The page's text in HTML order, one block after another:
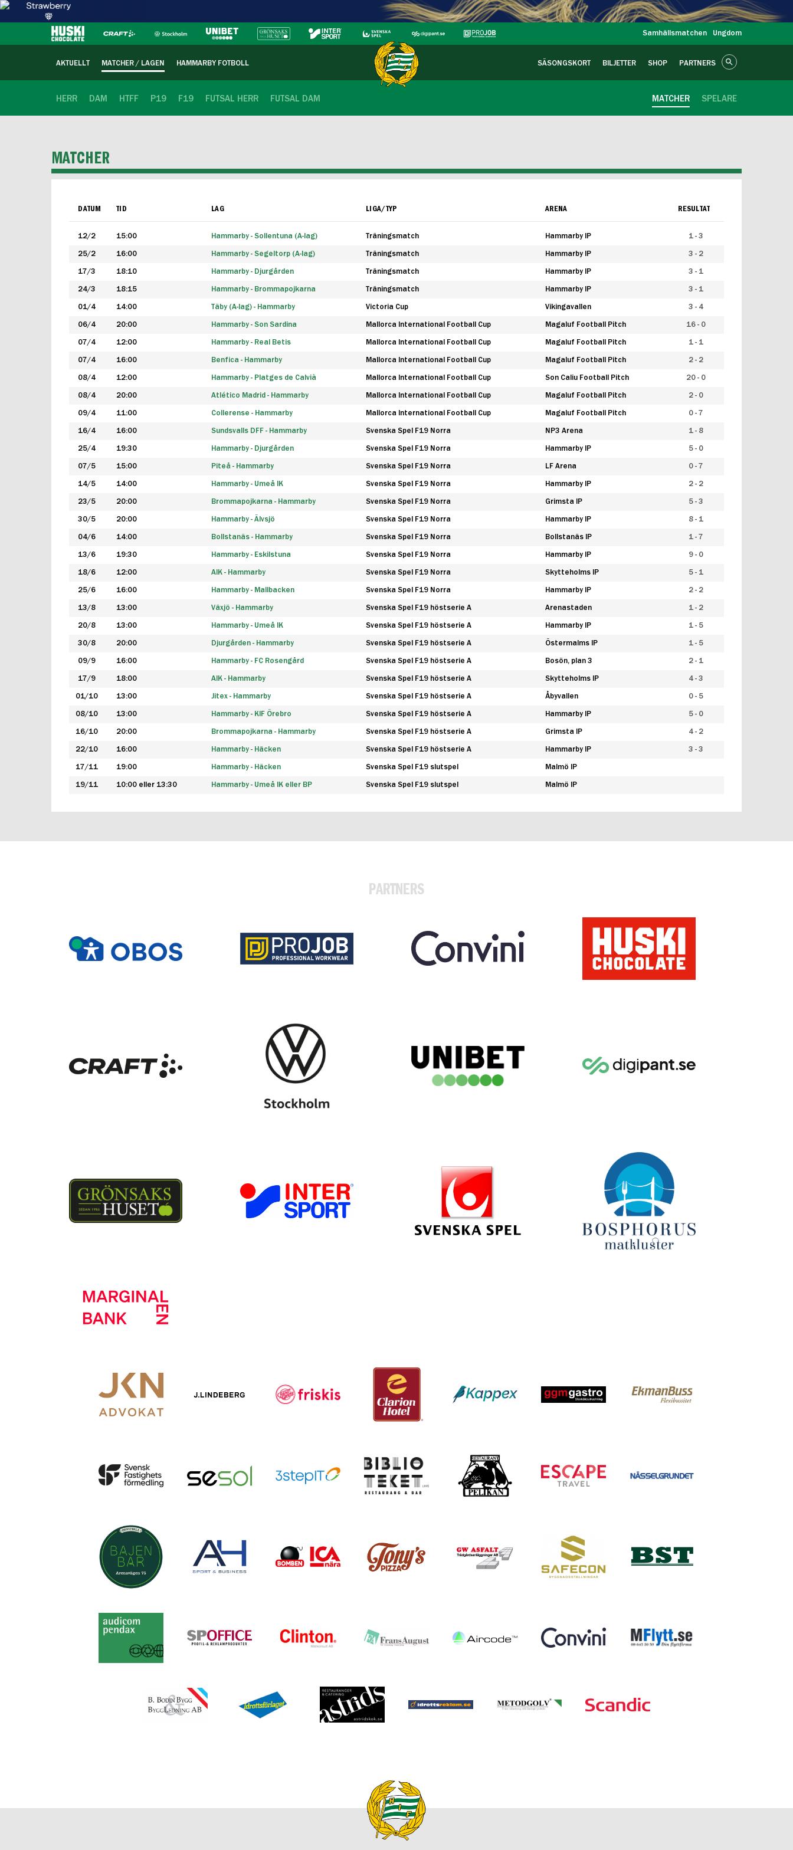
Samhällsmatchen Ungdom
AKTUELLT MATCHER / LAGEN HAMMARBY FOTBOLL SÄSONGSKORT BILJETTER SHOP PARTNERS
HERR DAM HTFF P19 F19 FUTSAL HERR FUTSAL DAM SPELARE
MATCHER
MATCHER
DATUM TID LAG LIGA/TYP ARENA RESULTAT
12/2 15:00 Hammarby - Sollentuna (A-lag) Träningsmatch Hammarby IP 1 - 3
25/2 16:00 Hammarby - Segeltorp (A-lag) Träningsmatch Hammarby IP 3 - 2
17/3 18:10 Hammarby - Djurgården Träningsmatch Hammarby IP 3 - 1
24/3 18:15 Hammarby - Brommapojkarna Träningsmatch Hammarby IP 3 - 1
01/4 14:00 Täby (A-lag) - Hammarby Victoria Cup Vikingavallen 3 - 4
06/4 20:00 Hammarby - Son Sardina Mallorca International Football Cup Magaluf Football Pitch 16 - 0
07/4 12:00 Hammarby - Real Betis Mallorca International Football Cup Magaluf Football Pitch 1 - 1
07/4 16:00 Benfica - Hammarby Mallorca International Football Cup Magaluf Football Pitch 2 - 2
08/4 12:00 Hammarby - Platges de Calvià Mallorca International Football Cup Son Caliu Football Pitch 20 - 0
08/4 20:00 Atlético Madrid - Hammarby Mallorca International Football Cup Magaluf Football Pitch 2 - 0
09/4 11:00 Collerense - Hammarby Mallorca International Football Cup Magaluf Football Pitch 0 - 7
16/4 16:00 Sundsvalls DFF - Hammarby Svenska Spel F19 Norra NP3 Arena 1 - 8
25/4 19:30 Hammarby - Djurgården Svenska Spel F19 Norra Hammarby IP 5 - 0
07/5 15:00 Piteå - Hammarby Svenska Spel F19 Norra LF Arena 0 - 7
14/5 14:00 Hammarby - Umeå IK Svenska Spel F19 Norra Hammarby IP 2 - 2
23/5 20:00 Brommapojkarna - Hammarby Svenska Spel F19 Norra Grimsta IP 5 - 3
30/5 20:00 Hammarby - Älvsjö Svenska Spel F19 Norra Hammarby IP 8 - 1
04/6 14:00 Bollstanäs - Hammarby Svenska Spel F19 Norra Bollstanäs IP 1 - 7
13/6 19:30 Hammarby - Eskilstuna Svenska Spel F19 Norra Hammarby IP 9 - 0
18/6 12:00 AIK - Hammarby Svenska Spel F19 Norra Skytteholms IP 5 - 1
25/6 16:00 Hammarby - Mallbacken Svenska Spel F19 Norra Hammarby IP 2 - 2
13/8 13:00 Växjö - Hammarby Svenska Spel F19 höstserie A Arenastaden 1 - 2
20/8 13:00 Hammarby - Umeå IK Svenska Spel F19 höstserie A Hammarby IP 1 - 5
30/8 20:00 Djurgården - Hammarby Svenska Spel F19 höstserie A Östermalms IP 1 - 5
09/9 16:00 Hammarby - FC Rosengård Svenska Spel F19 höstserie A Bosön, plan 3 2 - 1
17/9 18:00 AIK - Hammarby Svenska Spel F19 höstserie A Skytteholms IP 4 - 3
01/10 13:00 Jitex - Hammarby Svenska Spel F19 höstserie A Åbyvallen 0 - 5
08/10 13:00 Hammarby - KIF Örebro Svenska Spel F19 höstserie A Hammarby IP 5 - 0
16/10 20:00 Brommapojkarna - Hammarby Svenska Spel F19 höstserie A Grimsta IP 4 - 2
22/10 16:00 Hammarby - Häcken Svenska Spel F19 höstserie A Hammarby IP 3 - 3
17/11 19:00 Hammarby - Häcken Svenska Spel F19 slutspel Malmö IP
19/11 10:00 eller 13:30 Hammarby - Umeå IK eller BP Svenska Spel F19 slutspel Malmö IP
PARTNERS